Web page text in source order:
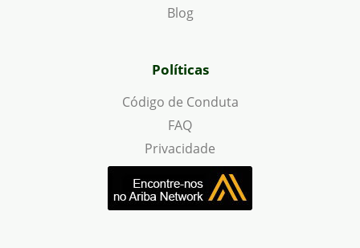
Blog
Políticas
Código de Conduta
FAQ
Privacidade